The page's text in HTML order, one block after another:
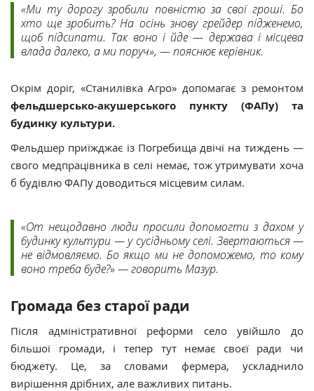
«Ми ту дорогу зробили повністю за свої гроші. Бо
хто ще зробить? На осінь знову грейдер підженемо,
щоб підсипати. Так воно і йде — держава і місцева
влада далеко, а ми поруч», — пояснює керівник.
Окрім доріг, «Станилівка Агро» допомагає з ремонтом
фельдшерсько-акушерського пункту (ФАПу) та
будинку культури.
Фельдшер приїжджає із Погребища двічі на тиждень —
свого медпрацівника в селі немає, тож утримувати хоча
б будівлю ФАПу доводиться місцевим силам.
«От нещодавно люди просили допомогти з дахом у
будинку культури — у сусідньому селі. Звертаються —
не відмовляємо. Бо якщо ми не допоможемо, то кому
воно треба буде?» — говорить Мазур.
Громада без старої ради
Після адміністративної реформи село увійшло до
більшої громади, і тепер тут немає своєї ради чи
бюджету. Це, за словами фермера, ускладнило
вирішення дрібних, але важливих питань.